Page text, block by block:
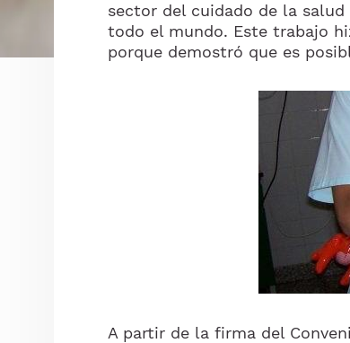
sector del cuidado de la
todo el mundo. Este trabajo
porque demostró que es
A partir de la firma del